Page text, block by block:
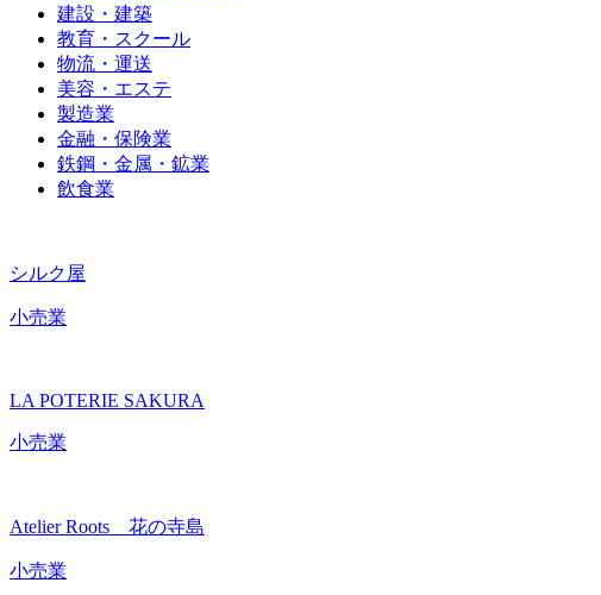
建設・建築
教育・スクール
物流・運送
美容・エステ
製造業
金融・保険業
鉄鋼・金属・鉱業
飲食業
シルク屋
小売業
LA POTERIE SAKURA
小売業
Atelier Roots 花の寺島
小売業